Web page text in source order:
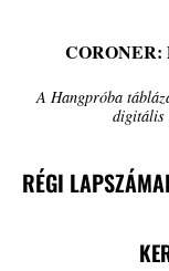
CORONER:
A Hangpróba
digitális
RÉGI